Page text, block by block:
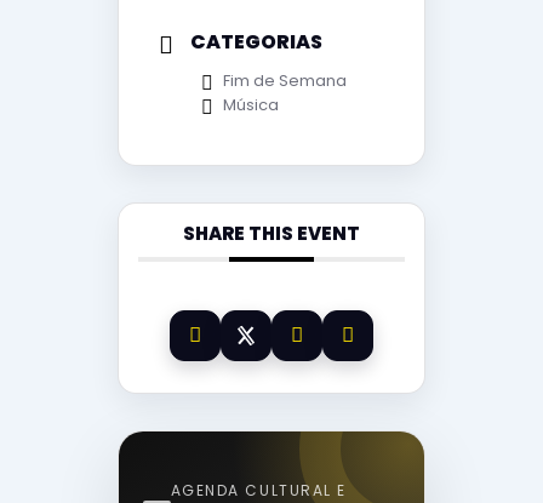
CATEGORIAS
Fim de Semana
Música
SHARE THIS EVENT
AGENDA CULTURAL E